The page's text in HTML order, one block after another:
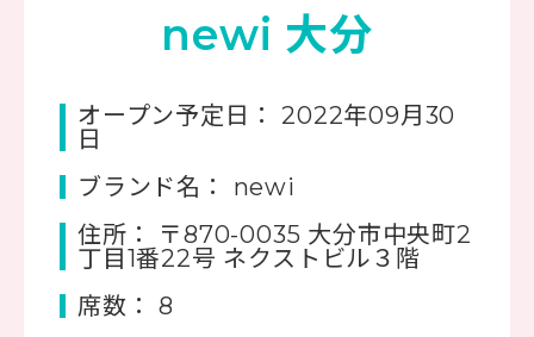
newi 大分
オープン予定日： 2022年09月30
日
ブランド名： newi
住所： 〒870-0035 大分市中央町2
丁目1番22号 ネクストビル３階
席数： 8